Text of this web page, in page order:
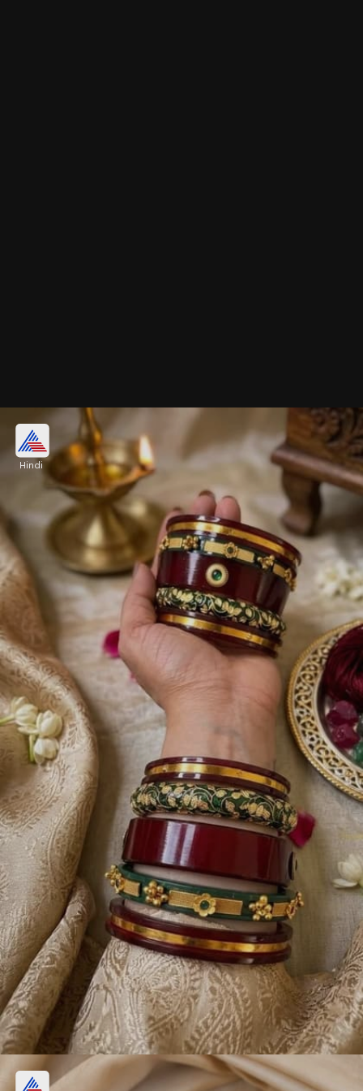
मल्टीकलर ग्लास वर्क बैंगल
इन दिनों कांच की चूड़ियों में कांच की टूटी हुई रंग बिरंगी चूड़ी
चिपकी हुई ये डिजाइन खूब ज्यादा पसंद किया जा रहा है, इस तरह
की चूड़ियां ट्रेंडी होने के साथ-साथ स्टाइलिश लगती है।
Image credits: kaachvalaym instagram
Hindi
महरून ढालू बैंगल